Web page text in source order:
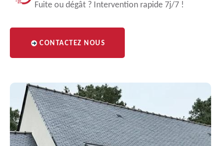
Fuite ou dégât ? Intervention rapide 7j/7 !
CONTACTEZ NOUS